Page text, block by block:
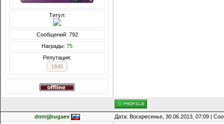
Титул:
Сообщений: 792
Награды: 75
Репутация:
1845
dmtrjjbugaev Дата: Воскресенье, 30.06.2013, 07:09 |